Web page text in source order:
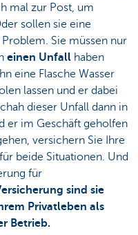
mal zur Post, um
sollen sie eine
Sie müssen nur
einen Unfall haben
eine Flasche Wasser
lassen und er dabei
dieser Unfall dann in
er im Geschäft geholfen
versichern Sie Ihre
beide Situationen. Und
für
sind sie
Privatleben als
Betrieb.